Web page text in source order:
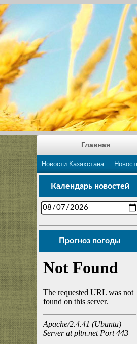
Главная
Новости Казахстана
Календарь новостей
Прогноз погоды